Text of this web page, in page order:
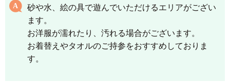
砂や水、絵の具で遊んでいただけるエリアがござい
ます。
お洋服が濡れたり、汚れる場合がございます。
お着替えやタオルのご持参をおすすめしておりま
す。